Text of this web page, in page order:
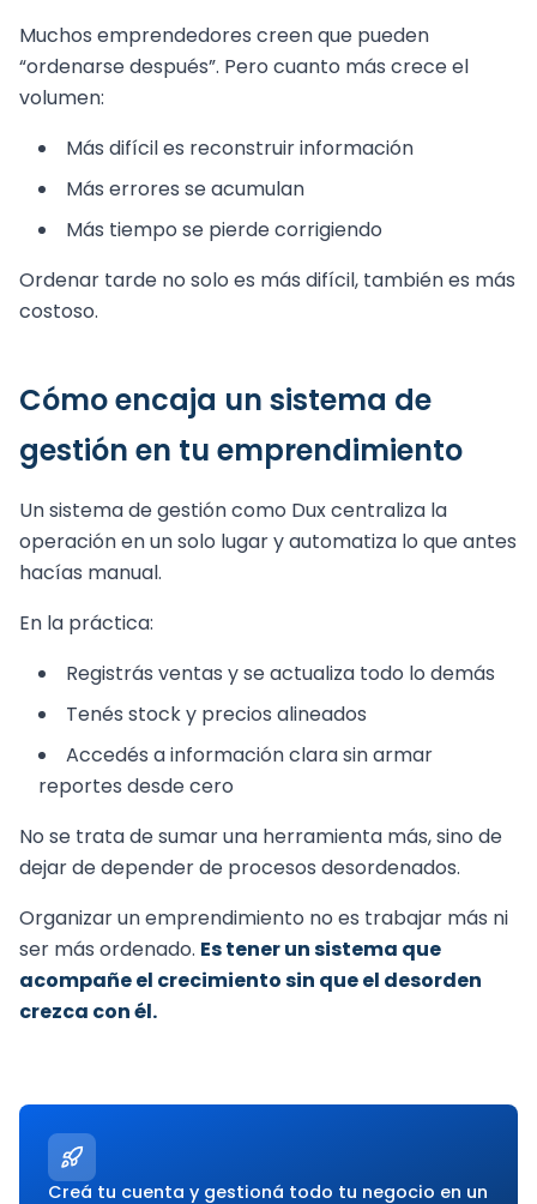
Muchos emprendedores creen que pueden
“ordenarse después”. Pero cuanto más crece el
volumen:
Más difícil es reconstruir información
Más errores se acumulan
Más tiempo se pierde corrigiendo
Ordenar tarde no solo es más difícil, también es más
costoso.
Cómo encaja un sistema de
gestión en tu emprendimiento
Un sistema de gestión como Dux centraliza la
operación en un solo lugar y automatiza lo que antes
hacías manual.
En la práctica:
Registrás ventas y se actualiza todo lo demás
Tenés stock y precios alineados
Accedés a información clara sin armar
reportes desde cero
No se trata de sumar una herramienta más, sino de
dejar de depender de procesos desordenados.
Organizar un emprendimiento no es trabajar más ni
ser más ordenado. Es tener un sistema que
acompañe el crecimiento sin que el desorden
crezca con él.
Creá tu cuenta y gestioná todo tu negocio en un